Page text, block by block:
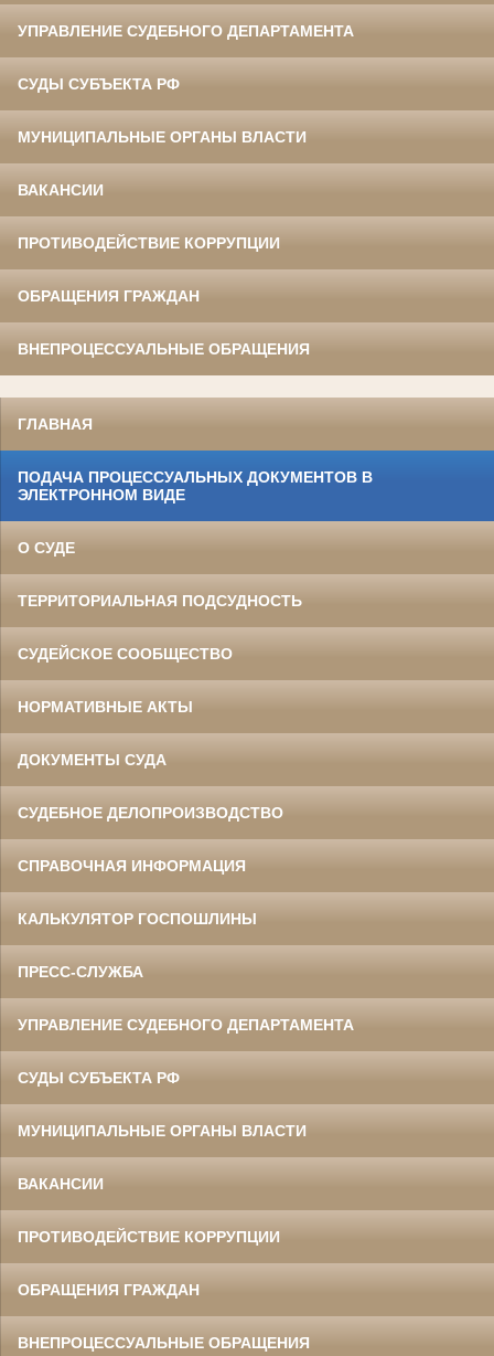
УПРАВЛЕНИЕ СУДЕБНОГО ДЕПАРТАМЕНТА
СУДЫ СУБЪЕКТА РФ
МУНИЦИПАЛЬНЫЕ ОРГАНЫ ВЛАСТИ
ВАКАНСИИ
ПРОТИВОДЕЙСТВИЕ КОРРУПЦИИ
ОБРАЩЕНИЯ ГРАЖДАН
ВНЕПРОЦЕССУАЛЬНЫЕ ОБРАЩЕНИЯ
ГЛАВНАЯ
ПОДАЧА ПРОЦЕССУАЛЬНЫХ ДОКУМЕНТОВ В
ЭЛЕКТРОННОМ ВИДЕ
О СУДЕ
ТЕРРИТОРИАЛЬНАЯ ПОДСУДНОСТЬ
СУДЕЙСКОЕ СООБЩЕСТВО
НОРМАТИВНЫЕ АКТЫ
ДОКУМЕНТЫ СУДА
СУДЕБНОЕ ДЕЛОПРОИЗВОДСТВО
СПРАВОЧНАЯ ИНФОРМАЦИЯ
КАЛЬКУЛЯТОР ГОСПОШЛИНЫ
ПРЕСС-СЛУЖБА
УПРАВЛЕНИЕ СУДЕБНОГО ДЕПАРТАМЕНТА
СУДЫ СУБЪЕКТА РФ
МУНИЦИПАЛЬНЫЕ ОРГАНЫ ВЛАСТИ
ВАКАНСИИ
ПРОТИВОДЕЙСТВИЕ КОРРУПЦИИ
ОБРАЩЕНИЯ ГРАЖДАН
ВНЕПРОЦЕССУАЛЬНЫЕ ОБРАЩЕНИЯ